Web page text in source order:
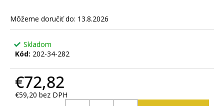
Môžeme doručiť do: 13.8.2026
Skladom
Kód: 202-34-282
€72,82
€59,20 bez DPH
O
d
p
o
a